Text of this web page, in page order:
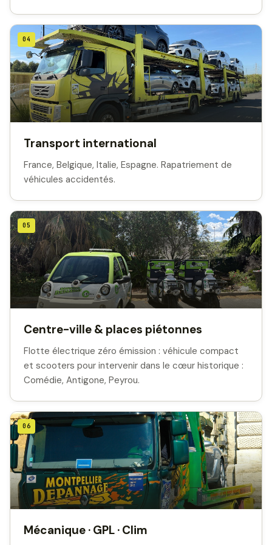
04
Transport international
France, Belgique, Italie, Espagne. Rapatriement de
véhicules accidentés.
05
Centre-ville & places piétonnes
Flotte électrique zéro émission : véhicule compact
et scooters pour intervenir dans le cœur historique :
Comédie, Antigone, Peyrou.
06
Mécanique · GPL · Clim